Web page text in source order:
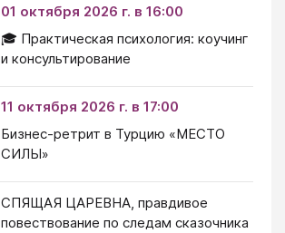
01 октября 2026 г. в 16:00
🎓 Практическая психология: коучинг
и консультирование
11 октября 2026 г. в 17:00
Бизнес-ретрит в Турцию «МЕСТО
СИЛЫ»
СПЯЩАЯ ЦАРЕВНА, правдивое
повествование по следам сказочника